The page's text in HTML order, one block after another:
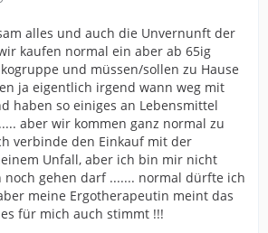
alles und auch die Unvernunft der
kaufen normal ein aber ab 65ig
und müssen/sollen zu Hause
ja eigentlich irgend wann weg mit
haben so einiges an Lebensmittel
aber wir kommen ganz normal zu
verbinde den Einkauf mit der
Unfall, aber ich bin mir nicht
noch gehen darf ....... normal dürfte ich
meine Ergotherapeutin meint das
für mich auch stimmt !!!